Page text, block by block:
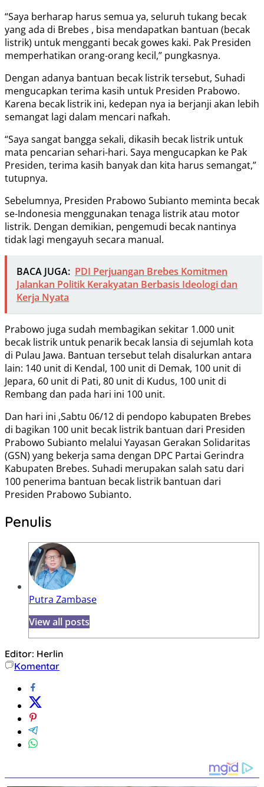
“Saya berharap harus semua ya, seluruh tukang becak
yang ada di Brebes , bisa mendapatkan bantuan (becak
listrik) untuk mengganti becak gowes kaki. Pak Presiden
memperhatikan orang-orang kecil,” pungkasnya.
Dengan adanya bantuan becak listrik tersebut, Suhadi
mengucapkan terima kasih untuk Presiden Prabowo.
Karena becak listrik ini, kedepan nya ia berjanji akan lebih
semangat lagi dalam mencari nafkah.
“Saya sangat bangga sekali, dikasih becak listrik untuk
mata pencarian sehari-hari. Saya mengucapkan ke Pak
Presiden, terima kasih banyak dan kita harus semangat,”
tutupnya.
Sebelumnya, Presiden Prabowo Subianto meminta becak
se-Indonesia menggunakan tenaga listrik atau motor
listrik. Dengan demikian, pengemudi becak nantinya
tidak lagi mengayuh secara manual.
BACA JUGA: PDI Perjuangan Brebes Komitmen
Jalankan Politik Kerakyatan Berbasis Ideologi dan
Kerja Nyata
Prabowo juga sudah membagikan sekitar 1.000 unit
becak listrik untuk penarik becak lansia di sejumlah kota
di Pulau Jawa. Bantuan tersebut telah disalurkan antara
lain: 140 unit di Kendal, 100 unit di Demak, 100 unit di
Jepara, 60 unit di Pati, 80 unit di Kudus, 100 unit di
Rembang dan pada hari ini 100 unit.
Dan hari ini ,Sabtu 06/12 di pendopo kabupaten Brebes
di bagikan 100 unit becak listrik bantuan dari Presiden
Prabowo Subianto melalui Yayasan Gerakan Solidaritas
(GSN) yang bekerja sama dengan DPC Partai Gerindra
Kabupaten Brebes. Suhadi merupakan salah satu dari
100 penerima bantuan becak listrik bantuan dari
Presiden Prabowo Subianto.
Penulis
Putra Zambase
View all posts
Editor: Herlin
Komentar